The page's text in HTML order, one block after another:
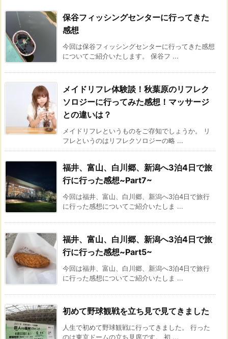
保谷フィッシングセンターに行ってきた
感想
今回は保谷フィッシングセンターに行ってきた感想
についてご紹介いたします。 保谷フ ...
メイドリフレ体験談！秋葉原のリフレク
ソロジーに行ってみた感想！マッサージ
との違いは？
メイドリフレというものをご存知でしょうか。 リ
フレというのはリフレクソロジーの略 ...
福井、富山、白川郷、新潟へ3泊4日で旅
行に行った感想~Part7~
今回は福井、富山、白川郷、新潟へ3泊4日で旅行
に行った感想についてご紹介いたしま ...
福井、富山、白川郷、新潟へ3泊4日で旅
行に行った感想~Part5~
今回は福井、富山、白川郷、新潟へ3泊4日で旅行
に行った感想についてご紹介いたしま ...
初めて野球観戦を立ち見で見てきました
人生で初めて野球観戦に行ってきました。 行った
のは東京ドームの立ち見席です。 初 ...